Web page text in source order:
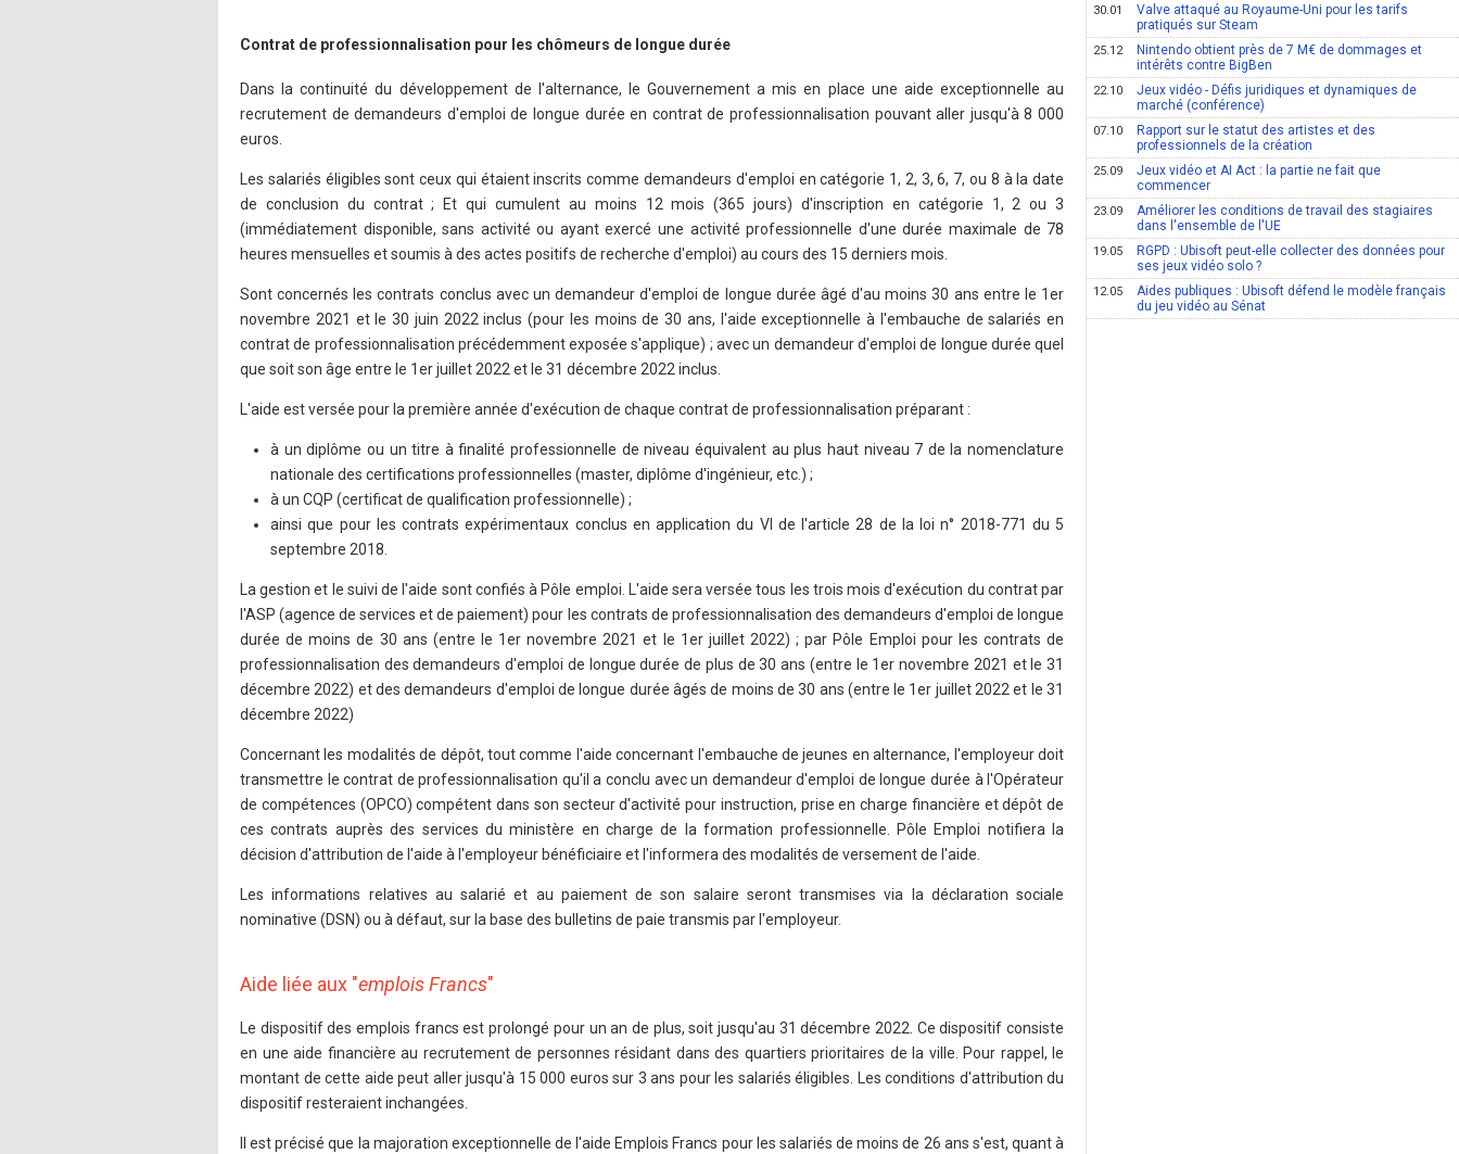
Contrat de professionnalisation pour les chômeurs de longue durée
Dans la continuité du développement de l'alternance, le Gouvernement a mis en place une aide exceptionnelle au
recrutement de demandeurs d'emploi de longue durée en contrat de professionnalisation pouvant aller jusqu'à 8 000
euros.
Les salariés éligibles sont ceux qui étaient inscrits comme demandeurs d'emploi en catégorie 1, 2, 3, 6, 7, ou 8 à la date
de conclusion du contrat ; Et qui cumulent au moins 12 mois (365 jours) d'inscription en catégorie 1, 2 ou 3
(immédiatement disponible, sans activité ou ayant exercé une activité professionnelle d'une durée maximale de 78
heures mensuelles et soumis à des actes positifs de recherche d'emploi) au cours des 15 derniers mois.
Sont concernés les contrats conclus avec un demandeur d'emploi de longue durée âgé d'au moins 30 ans entre le 1er
novembre 2021 et le 30 juin 2022 inclus (pour les moins de 30 ans, l'aide exceptionnelle à l'embauche de salariés en
contrat de professionnalisation précédemment exposée s'applique) ; avec un demandeur d'emploi de longue durée quel
que soit son âge entre le 1er juillet 2022 et le 31 décembre 2022 inclus.
L'aide est versée pour la première année d'exécution de chaque contrat de professionnalisation préparant :
à un diplôme ou un titre à finalité professionnelle de niveau équivalent au plus haut niveau 7 de la nomenclature
nationale des certifications professionnelles (master, diplôme d'ingénieur, etc.) ;
à un CQP (certificat de qualification professionnelle) ;
ainsi que pour les contrats expérimentaux conclus en application du VI de l'article 28 de la loi n° 2018-771 du 5
septembre 2018.
La gestion et le suivi de l'aide sont confiés à Pôle emploi. L'aide sera versée tous les trois mois d'exécution du contrat par
l'ASP (agence de services et de paiement) pour les contrats de professionnalisation des demandeurs d'emploi de longue
durée de moins de 30 ans (entre le 1er novembre 2021 et le 1er juillet 2022) ; par Pôle Emploi pour les contrats de
professionnalisation des demandeurs d'emploi de longue durée de plus de 30 ans (entre le 1er novembre 2021 et le 31
décembre 2022) et des demandeurs d'emploi de longue durée âgés de moins de 30 ans (entre le 1er juillet 2022 et le 31
décembre 2022)
Concernant les modalités de dépôt, tout comme l'aide concernant l'embauche de jeunes en alternance, l'employeur doit
transmettre le contrat de professionnalisation qu'il a conclu avec un demandeur d'emploi de longue durée à l'Opérateur
de compétences (OPCO) compétent dans son secteur d'activité pour instruction, prise en charge financière et dépôt de
ces contrats auprès des services du ministère en charge de la formation professionnelle. Pôle Emploi notifiera la
décision d'attribution de l'aide à l'employeur bénéficiaire et l'informera des modalités de versement de l'aide.
Les informations relatives au salarié et au paiement de son salaire seront transmises via la déclaration sociale
nominative (DSN) ou à défaut, sur la base des bulletins de paie transmis par l'employeur.
Aide liée aux "emplois Francs"
Le dispositif des emplois francs est prolongé pour un an de plus, soit jusqu'au 31 décembre 2022. Ce dispositif consiste
en une aide financière au recrutement de personnes résidant dans des quartiers prioritaires de la ville. Pour rappel, le
montant de cette aide peut aller jusqu'à 15 000 euros sur 3 ans pour les salariés éligibles. Les conditions d'attribution du
dispositif resteraient inchangées.
Il est précisé que la majoration exceptionnelle de l'aide Emplois Francs pour les salariés de moins de 26 ans s'est, quant à
30.01
Valve attaqué au Royaume-Uni pour les tarifs
pratiqués sur Steam
25.12
Nintendo obtient près de 7 M€ de dommages et
intérêts contre BigBen
22.10
Jeux vidéo - Défis juridiques et dynamiques de
marché (conférence)
07.10
Rapport sur le statut des artistes et des
professionnels de la création
25.09
Jeux vidéo et AI Act : la partie ne fait que
commencer
23.09
Améliorer les conditions de travail des stagiaires
dans l'ensemble de l'UE
19.05
RGPD : Ubisoft peut-elle collecter des données pour
ses jeux vidéo solo ?
12.05
Aides publiques : Ubisoft défend le modèle français
du jeu vidéo au Sénat